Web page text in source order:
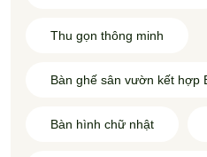
Thu gọn thông minh
Bàn ghế sân vườn kết hợp
Bàn hình chữ nhật